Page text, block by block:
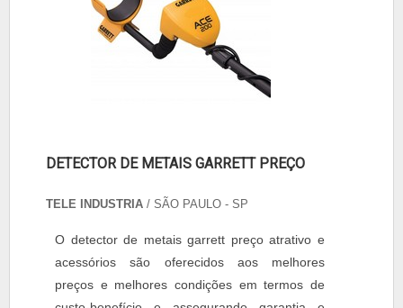
DETECTOR DE METAIS GARRETT PREÇO
TELE INDUSTRIA / SÃO PAULO - SP
O detector de metais garrett preço atrativo e
acessórios são oferecidos aos melhores
preços e melhores condições em termos de